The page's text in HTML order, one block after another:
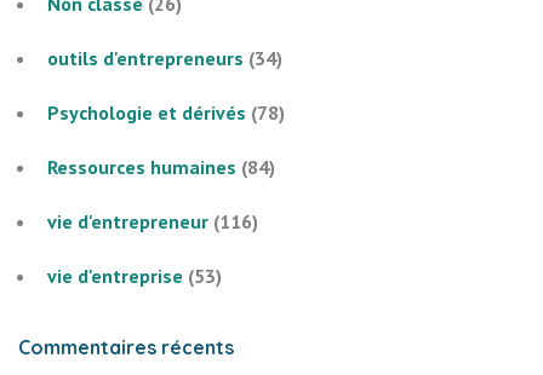
outils d'entrepreneurs (34)
Psychologie et dérivés (78)
Ressources humaines (84)
vie d'entrepreneur (116)
vie d'entreprise (53)
Commentaires récents